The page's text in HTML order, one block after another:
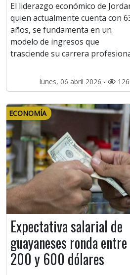
El liderazgo económico de
quien actualmente cuenta con
años, se fundamenta en un
modelo de ingresos que
trasciende su carrera
lunes, 06 abril 2026 -
ECONOMÍA
Expectativa salarial de
guayaneses ronda entre
200 y 600 dólares